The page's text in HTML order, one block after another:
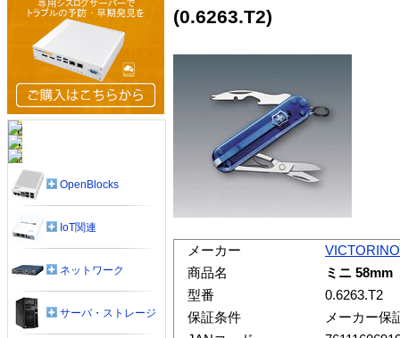
(0.6263.T2)
メーカー
商品名
ミニ 58mm
型番
0.6263.T2
保証条件
メーカー保
OpenBlocks
IoT関連
ネットワーク
サーバ・ストレージ